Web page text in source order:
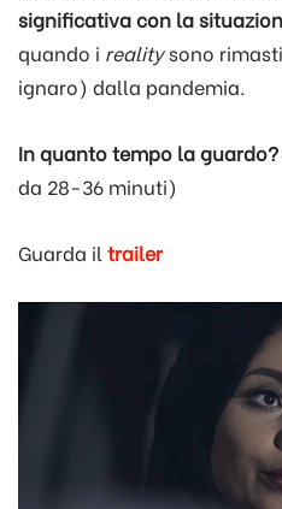
significativa con la
quando i realitysono
ignaro) dalla pandemia.
In quanto tempo la guardo?
da 28-36 minuti)
Guarda il trailer